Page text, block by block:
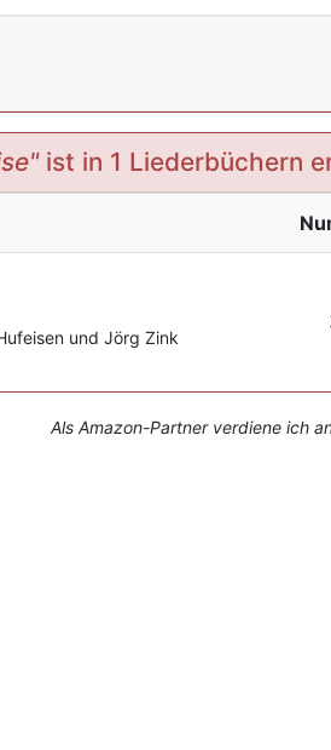
ist in 1 Liederbüchern
und Jörg Zink
Als Amazon-Partner verdiene ich